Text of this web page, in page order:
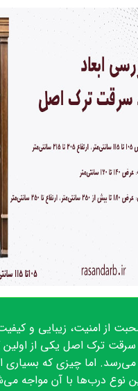
از امنیت، زیبایی و
ترک اصل یکی از
اما چیزی که بسیاری
نوع درب‌ها با آن مواجه